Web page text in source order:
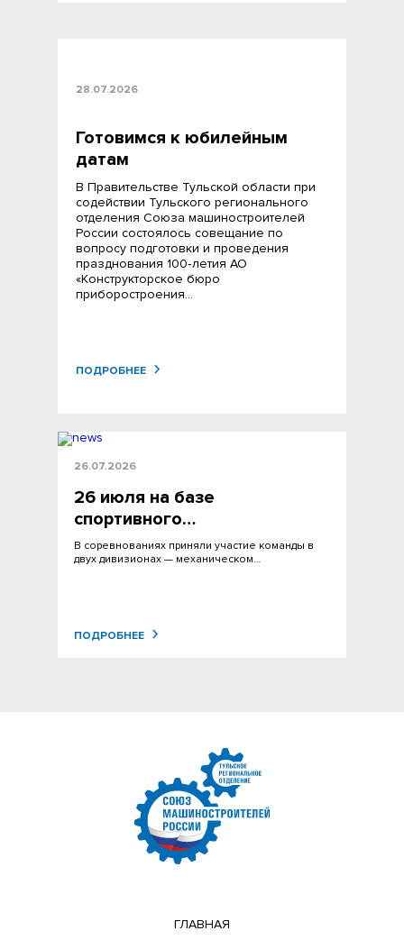
28.07.2026
Готовимся к юбилейным
датам
В Правительстве Тульской области при
содействии Тульского регионального
отделения Союза машиностроителей
России состоялось совещание по
вопросу подготовки и проведения
празднования 100‑летия АО
«Конструкторское бюро
приборостроения…
ПОДРОБНЕЕ
26.07.2026
26 июля на базе
спортивного…
В соревнованиях приняли участие команды в
двух дивизионах — механическом…
ПОДРОБНЕЕ
ГЛАВНАЯ